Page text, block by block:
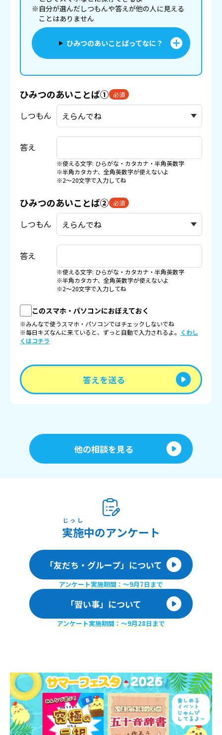
※自分が選んだしつもんや答えが他の人に見える
ことはありません
ひみつのあいことばってなに？
ひみつのあいことば① 必須
しつもん
答え
※使える文字: ひらがな・カタカナ・半角英数字
※半角カタカナ、全角英数字が使えないよ
※2〜20文字で入力してね
ひみつのあいことば② 必須
しつもん
答え
※使える文字: ひらがな・カタカナ・半角英数字
※半角カタカナ、全角英数字が使えないよ
※2〜20文字で入力してね
このスマホ・パソコンにおぼえておく
※みんなで使うスマホ・パソコンではチェックしないでね
※毎日キズなんに来ていると、ずっと自動で入力されるよ。 くわし
くはコチラ
答えを送る
他の相談を見る
実施
じっし
中のアンケート
「友だち・グループ」について
アンケート実施期間：〜9月7日まで
「習い事」について
アンケート実施期間：〜9月28日まで